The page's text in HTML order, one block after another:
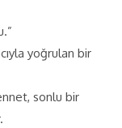
yoğrulan bir
sonlu bir